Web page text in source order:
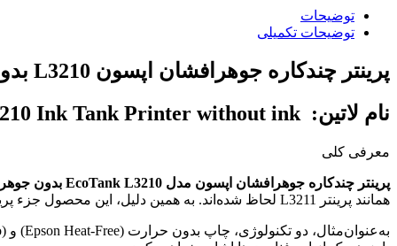
توضیحات
توضیحات تکمیلی
پرینتر چندکاره جوهرافشان اپسون L3210 بدون جوهر
نام لاتین: Epson L3210 Ink Tank Printer without ink
معرفی کلی
پرینتر چندکاره جوهرافشان اپسون مدل EcoTank L3210 بدون جوهر
همانند پرینتر L3211 لحاظ شده‌اند. به همین دلیل، این محصول جزء پرینترهای محبوب و پرکاربرد عکاسان و کاربران حرفه‌ای شناخته‌شده است.